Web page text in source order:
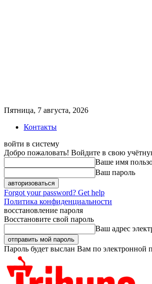
Пятница, 7 августа, 2026
Контакты
войти в систему
Добро пожаловать! Войдите в свою
Ваше имя
Ваш пароль
Forgot your password? Get help
Политика конфиденциальности
восстановление пароля
Восстановите свой пароль
Ваш адрес
Пароль будет выслан Вам по электронной